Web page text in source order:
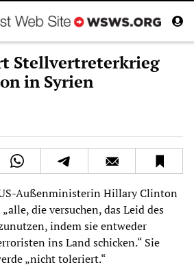
Stellvertreterkrieg
in Syrien
Außenministerin Hillary Clinton
die versuchen, das Leid des
indem sie entweder
ins Land schicken.“ Sie
„nicht toleriert.“